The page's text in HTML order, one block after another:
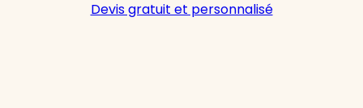
Devis gratuit et personnalisé